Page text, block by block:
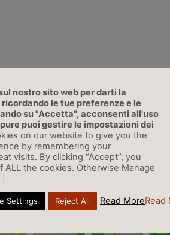
nostro sito web per darti la
le tue preferenze e le
su "Accetta", acconsenti all'uso
puoi gestire le impostazioni dei
on our website to give you the
by remembering your
visits. By clicking “Accept”, you
the cookies. Otherwise Manage
Settings Reject All Read MoreRead